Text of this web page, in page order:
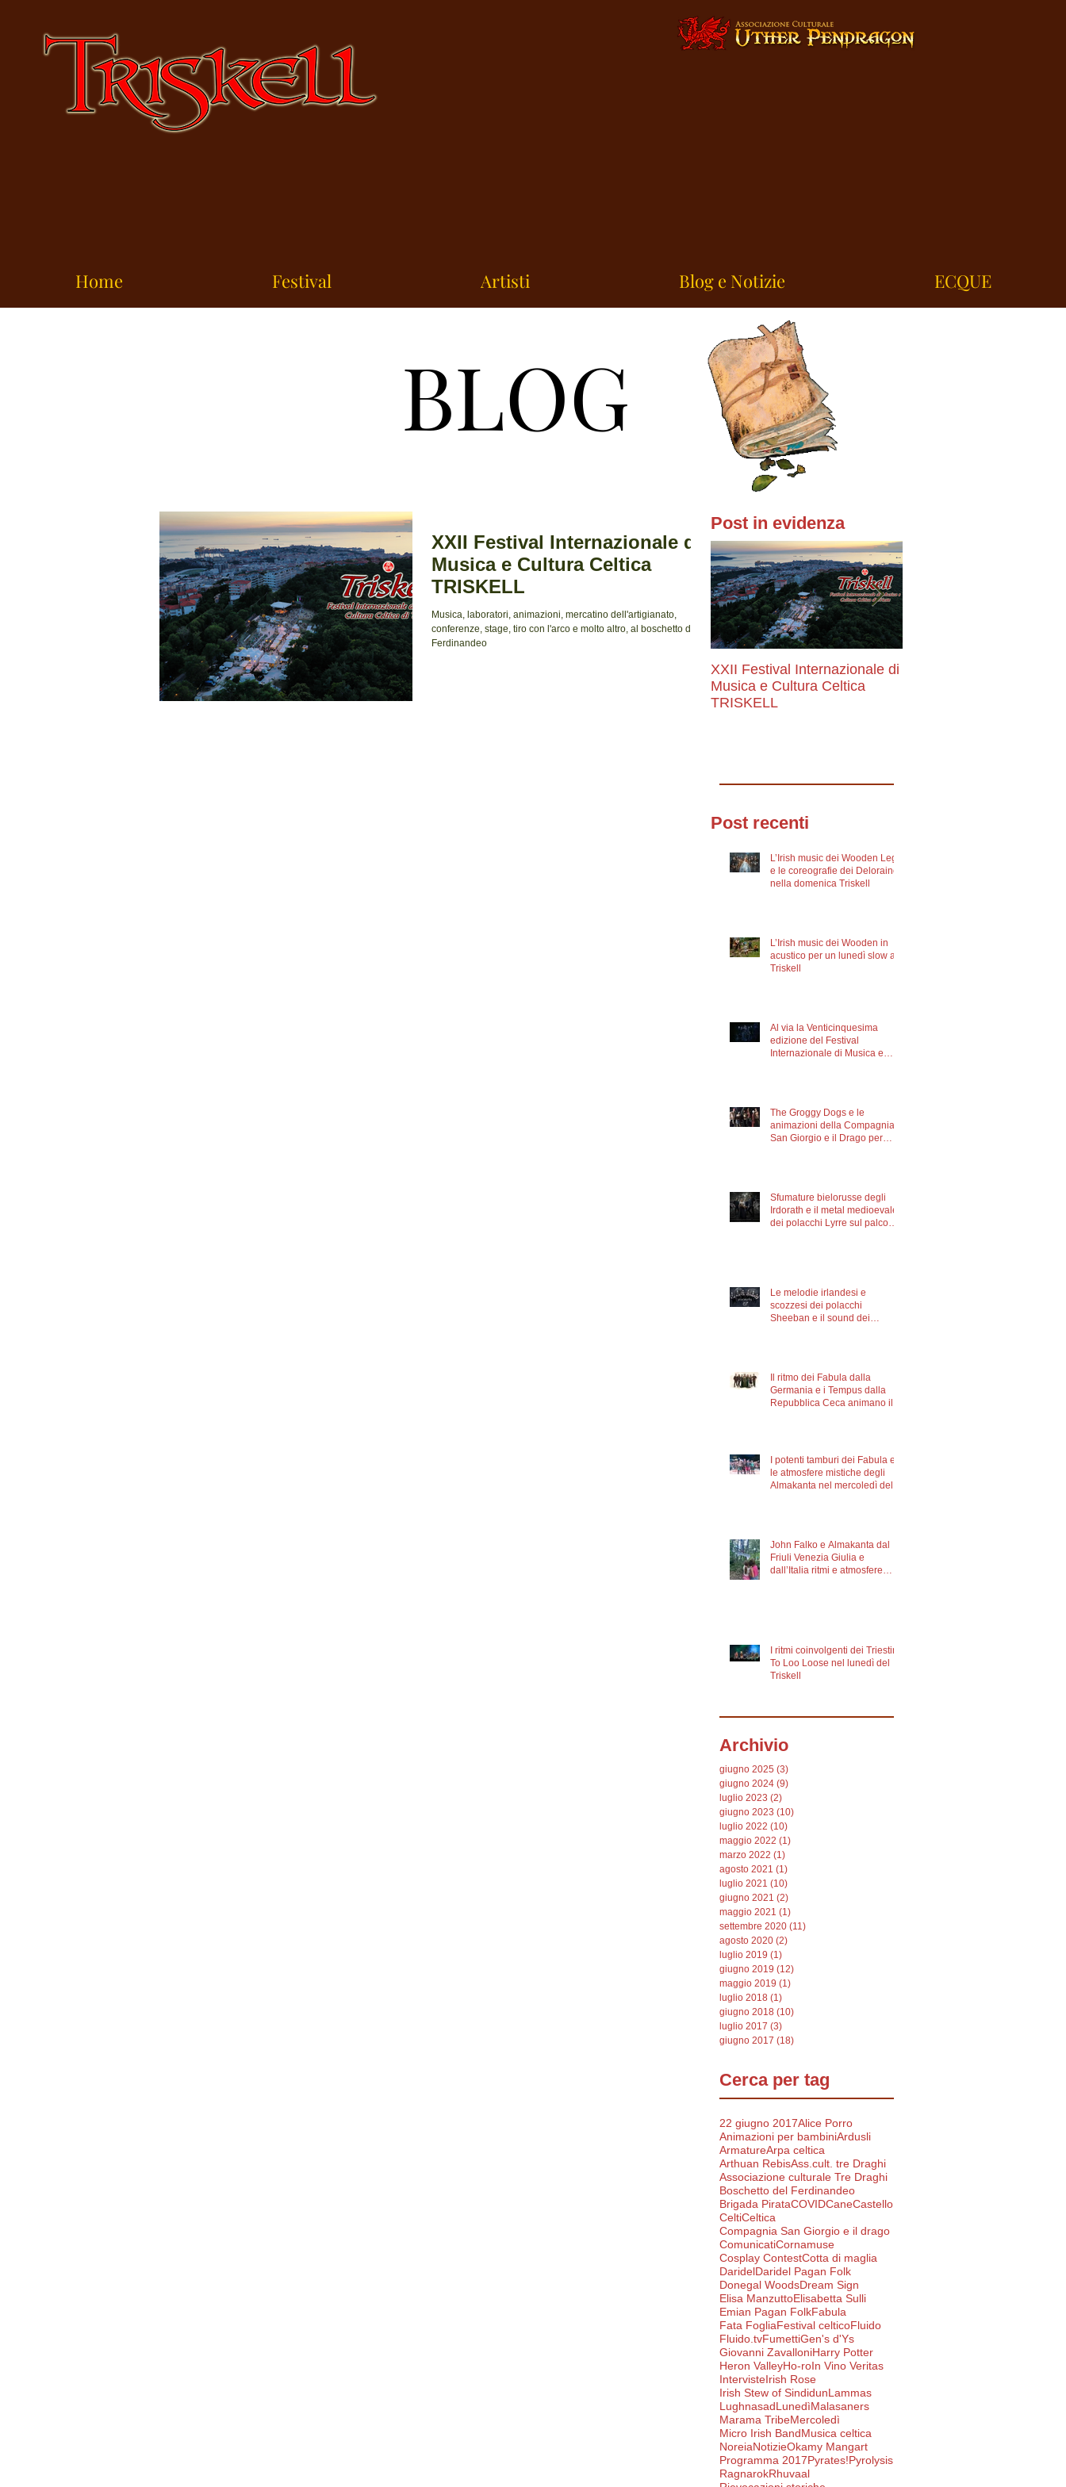
Home Festival Artisti Blog e Notizie ECQUE
BLOG
BLOG
XXII Festival Internazionale di
Musica e Cultura Celtica
TRISKELL
Musica, laboratori, animazioni, mercatino dell'artigianato,
conferenze, stage, tiro con l'arco e molto altro, al boschetto del
Ferdinandeo
Post in evidenza
XXII Festival Internazionale di
Musica e Cultura Celtica
TRISKELL
Post recenti
L’Irish music dei Wooden Legs
e le coreografie dei Deloraine
nella domenica Triskell
L’Irish music dei Wooden in
acustico per un lunedì slow al
Triskell
Al via la Venticinquesima
edizione del Festival
Internazionale di Musica e
The Groggy Dogs e le
animazioni della Compagnia
San Giorgio e il Drago per
Sfumature bielorusse degli
Irdorath e il metal medioevale
dei polacchi Lyrre sul palco
Le melodie irlandesi e
scozzesi dei polacchi
Sheeban e il sound dei
Il ritmo dei Fabula dalla
Germania e i Tempus dalla
Repubblica Ceca animano il
I potenti tamburi dei Fabula e
le atmosfere mistiche degli
Almakanta nel mercoledì del
John Falko e Almakanta dal
Friuli Venezia Giulia e
dall’Italia ritmi e atmosfere
I ritmi coinvolgenti dei Triestini
To Loo Loose nel lunedì del
Triskell
Archivio
giugno 2025 (3)
giugno 2024 (9)
luglio 2023 (2)
giugno 2023 (10)
luglio 2022 (10)
maggio 2022 (1)
marzo 2022 (1)
agosto 2021 (1)
luglio 2021 (10)
giugno 2021 (2)
maggio 2021 (1)
settembre 2020 (11)
agosto 2020 (2)
luglio 2019 (1)
giugno 2019 (12)
maggio 2019 (1)
luglio 2018 (1)
giugno 2018 (10)
luglio 2017 (3)
giugno 2017 (18)
Cerca per tag
22 giugno 2017Alice Porro
Animazioni per bambiniArdusli
ArmatureArpa celtica
Arthuan RebisAss.cult. tre Draghi
Associazione culturale Tre Draghi
Boschetto del Ferdinandeo
Brigada PirataCOVIDCaneCastello
CeltiCeltica
Compagnia San Giorgio e il drago
ComunicatiCornamuse
Cosplay ContestCotta di maglia
DaridelDaridel Pagan Folk
Donegal WoodsDream Sign
Elisa ManzuttoElisabetta Sulli
Emian Pagan FolkFabula
Fata FogliaFestival celticoFluido
Fluido.tvFumettiGen's d'Ys
Giovanni ZavalloniHarry Potter
Heron ValleyHo-roIn Vino Veritas
IntervisteIrish Rose
Irish Stew of SindidunLammas
LughnasadLunedìMalasaners
Marama TribeMercoledì
Micro Irish BandMusica celtica
NoreiaNotizieOkamy Mangart
Programma 2017Pyrates!Pyrolysis
RagnarokRhuvaal